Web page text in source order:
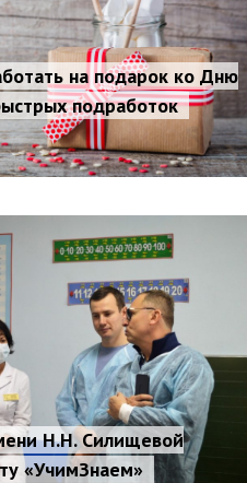
на подарок ко Дню
подработок
Н.Н. Силищевой
«УчимЗнаем»